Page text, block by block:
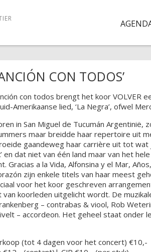
CON TODOS’
con todos brengt het koor VOLVER
Amerikaanse lied, ‘La Negra’, ofwel
in San Miguel de Tucumán Argentinië,
maar breidde haar repertoire uit
gaandeweg haar carrière uit tot wat
en dat niet van één land maar van het
Gracias a la Vida, Alfonsina y el Mar,
zijn enkele titels van haar meest
voor het koor geschreven
van koorleden uitgelicht wordt. De
– contrabas & viool, Rob
– accordeon. Het geheel staat onder
(tot 4 dagen voor het concert) €10,-